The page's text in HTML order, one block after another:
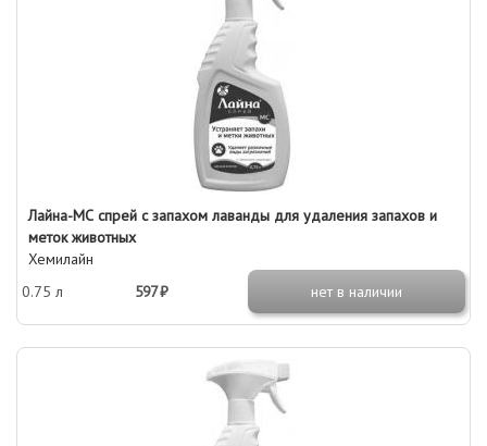
Лайна-МС спрей с запахом лаванды для удаления запахов и
меток животных
Хемилайн
0.75 л
597 ₽ нет в наличии